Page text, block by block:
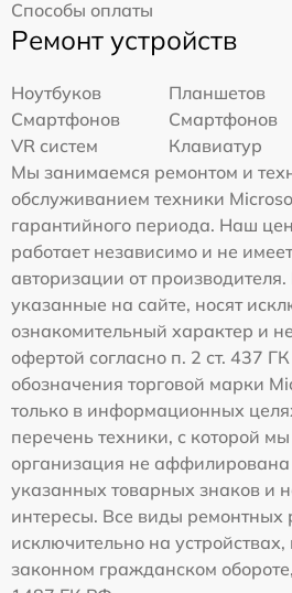
Способы оплаты
Ремонт устройств
Ноутбуков
Планшетов
Смартфонов
Смартфонов
VR систем
Клавиатур
Мы занимаемся ремонтом и
обслуживанием техники
гарантийного периода. Наш
работает независимо и не
авторизации от
указанные на сайте, носят
ознакомительный характер и
офертой согласно п. 2 ст. 437
обозначения торговой марки
только в информационных
перечень техники, с которой
организация не
указанных товарных знаков и
интересы. Все виды ремонтных
исключительно на
законном гражданском обороте,